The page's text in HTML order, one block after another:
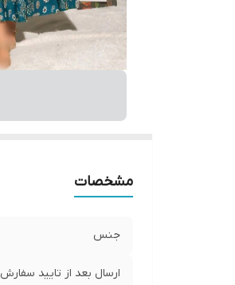
مشخصات
جنس
ارسال بعد از تایید سفارش